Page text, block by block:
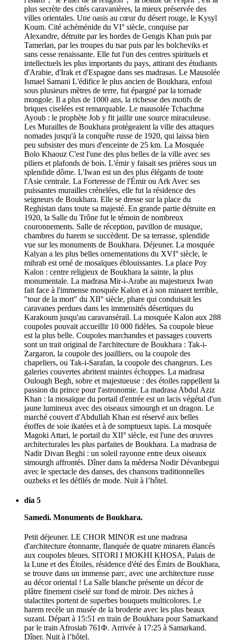
plus secrète des cités caravanières, la mieux préservée des
villes orientales. Une oasis au cœur du désert rouge, le Kysyl
Koum. Cité achéménide du VI° siècle, conquise par
Alexandre, détruite par les hordes de Gengis Khan puis par
Tamerlan, par les troupes du tsar puis par les bolcheviks et
sans cesse renaissante. Elle fut l'un des centres spirituels et
intellectuels les plus importants du pays, attirant des étudiants
d'Arabie, d'Irak et d'Espagne dans ses madrasas. Le Mausolée
Ismael Samani L'édifice le plus ancien de Boukhara, enfoui
sous plusieurs mètres de terre, fut épargné par la tornade
mongole. Il a plus de 1000 ans, la richesse des motifs de
briques ciselées est remarquable. Le mausolée Tchachma
Ayoub : le prophète Job y fit jaillir une source miraculeuse.
Les Murailles de Boukhara protégeaient la ville des attaques
nomades jusqu'à la conquête russe de 1920, qui laissa bien
peu subsister des murs d'enceinte de 25 km. La Mosquée
Bolo Khaouz C'est l'une des plus belles de la ville avec ses
piliers et plafonds de bois. L'émir y faisait ses prières sous un
splendide dôme. L'Iwan est un des plus élégants de toute
l'Asie centrale. La Forteresse de l'Émir ou Ark Avec ses
puissantes murailles crénelées, elle fut la résidence des
seigneurs de Boukhara. Elle se dresse sur la place du
Reghistan dans toute sa majesté. En grande partie détruite en
1920, la Salle du Trône fut le témoin de nombreux
couronnements. Salle de réception, pavillon de musique,
chambres du harem se succèdent. De sa terrasse, splendide
vue sur les monuments de Boukhara. Déjeuner. La mosquée
Kalyan a les plus belles ornementations du XVI° siècle, le
mihrab est orné de mosaïques éblouissantes. La place Poy
Kalon : centre religieux de Boukhara la sainte, la plus
monumentale. La madrasa Mir-i-Arabe au majestueux Iwan
fait face à l'immense mosquée Kalon et à son minaret terrible,
"tour de la mort" du XII° siècle, phare qui conduisait les
caravanes perdues dans les immensités désertiques du
Karakoum jusqu'au caravansérail. La mosquée Kalon aux 288
coupoles pouvait accueillir 10 000 fidèles. Sa coupole bleue
est la plus belle. Coupoles marchandes et passages couverts
sont un trait original de l'architecture de Boukhara : Tak-i-
Zargaron, la coupole des joailliers, ou la coupole des
chapeliers, ou Tak-i-Sarafan, la coupole des changeurs. Les
galeries couvertes abritent maintes échoppes. La madrasa
Oulough Begh, sobre et majestueuse : des étoiles rappellent la
passion du prince pour l'astronomie. La madrasa Abdul Aziz
Khan : la mosaïque du portail d'entrée est un lacis végétal d'un
jaune lumineux avec des oiseaux simourgh et un dragon. Le
marché couvert d'Abdullah Khan est réservé aux belles
étoffes de soie ikatées et à de somptueux tapis. La mosquée
Magoki Attari, le portail du XII° siècle, est l'une des œuvres
architecturales les plus parfaites de Boukhara. La madrasa de
Nadir Divan Beghi : un soleil rayonne entre deux oiseaux
simourgh affrontés. Dîner dans la médersa Nodir Dévanbegui
avec le spectacle des danses, des chansons traditionnelles
ouzbeks et les défilés de mode. Nuit à l’hôtel.
dia 5
Samedi. Monuments de Boukhara.
Petit déjeuner. LE CHOR MINOR est une madrasa
d'architecture étonnante, flanquée de quatre minarets élancés
aux coupoles bleues. SITORI I MOKHI KHOSA, Palais de
la Lune et des Étoiles, résidence d'été des Émirs de Boukhara,
se trouve dans un immense parc, avec une architecture russe
au décor oriental ! La Salle blanche présente un décor de
plâtre finement ciselé sur fond de miroir. Des niches à
stalactites portent de superbes bouquets multicolores. Le
harem recèle un musée de la broderie avec les plus beaux
suzani. Départ à 15:51 en train de Boukhara pour Samarkand
par le train Afrosiab 761Ф. Arrivée à 17:25 à Samarkand.
Dîner. Nuit à l’hôtel.